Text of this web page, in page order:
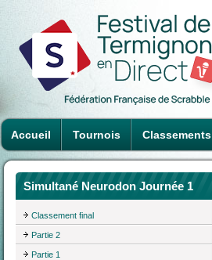
Accueil Tournois Classements
Simultané Neurodon Journée 1
Classement final
Partie 2
Partie 1